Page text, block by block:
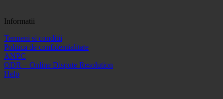
Informatii
Termeni si conditii
Politica de confidentialitate
ANPC
ODR – Online Dispute Resolution
Help